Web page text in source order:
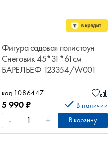
Фигура садовая полистоун
Снеговик 45*31*61см
БАРЕЛЬЕФ 123354/W001
код 1086447
5 990₽ В наличии
- + В корзину